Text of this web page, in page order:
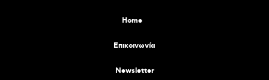
Home
Επικοινωνία
Newsletter